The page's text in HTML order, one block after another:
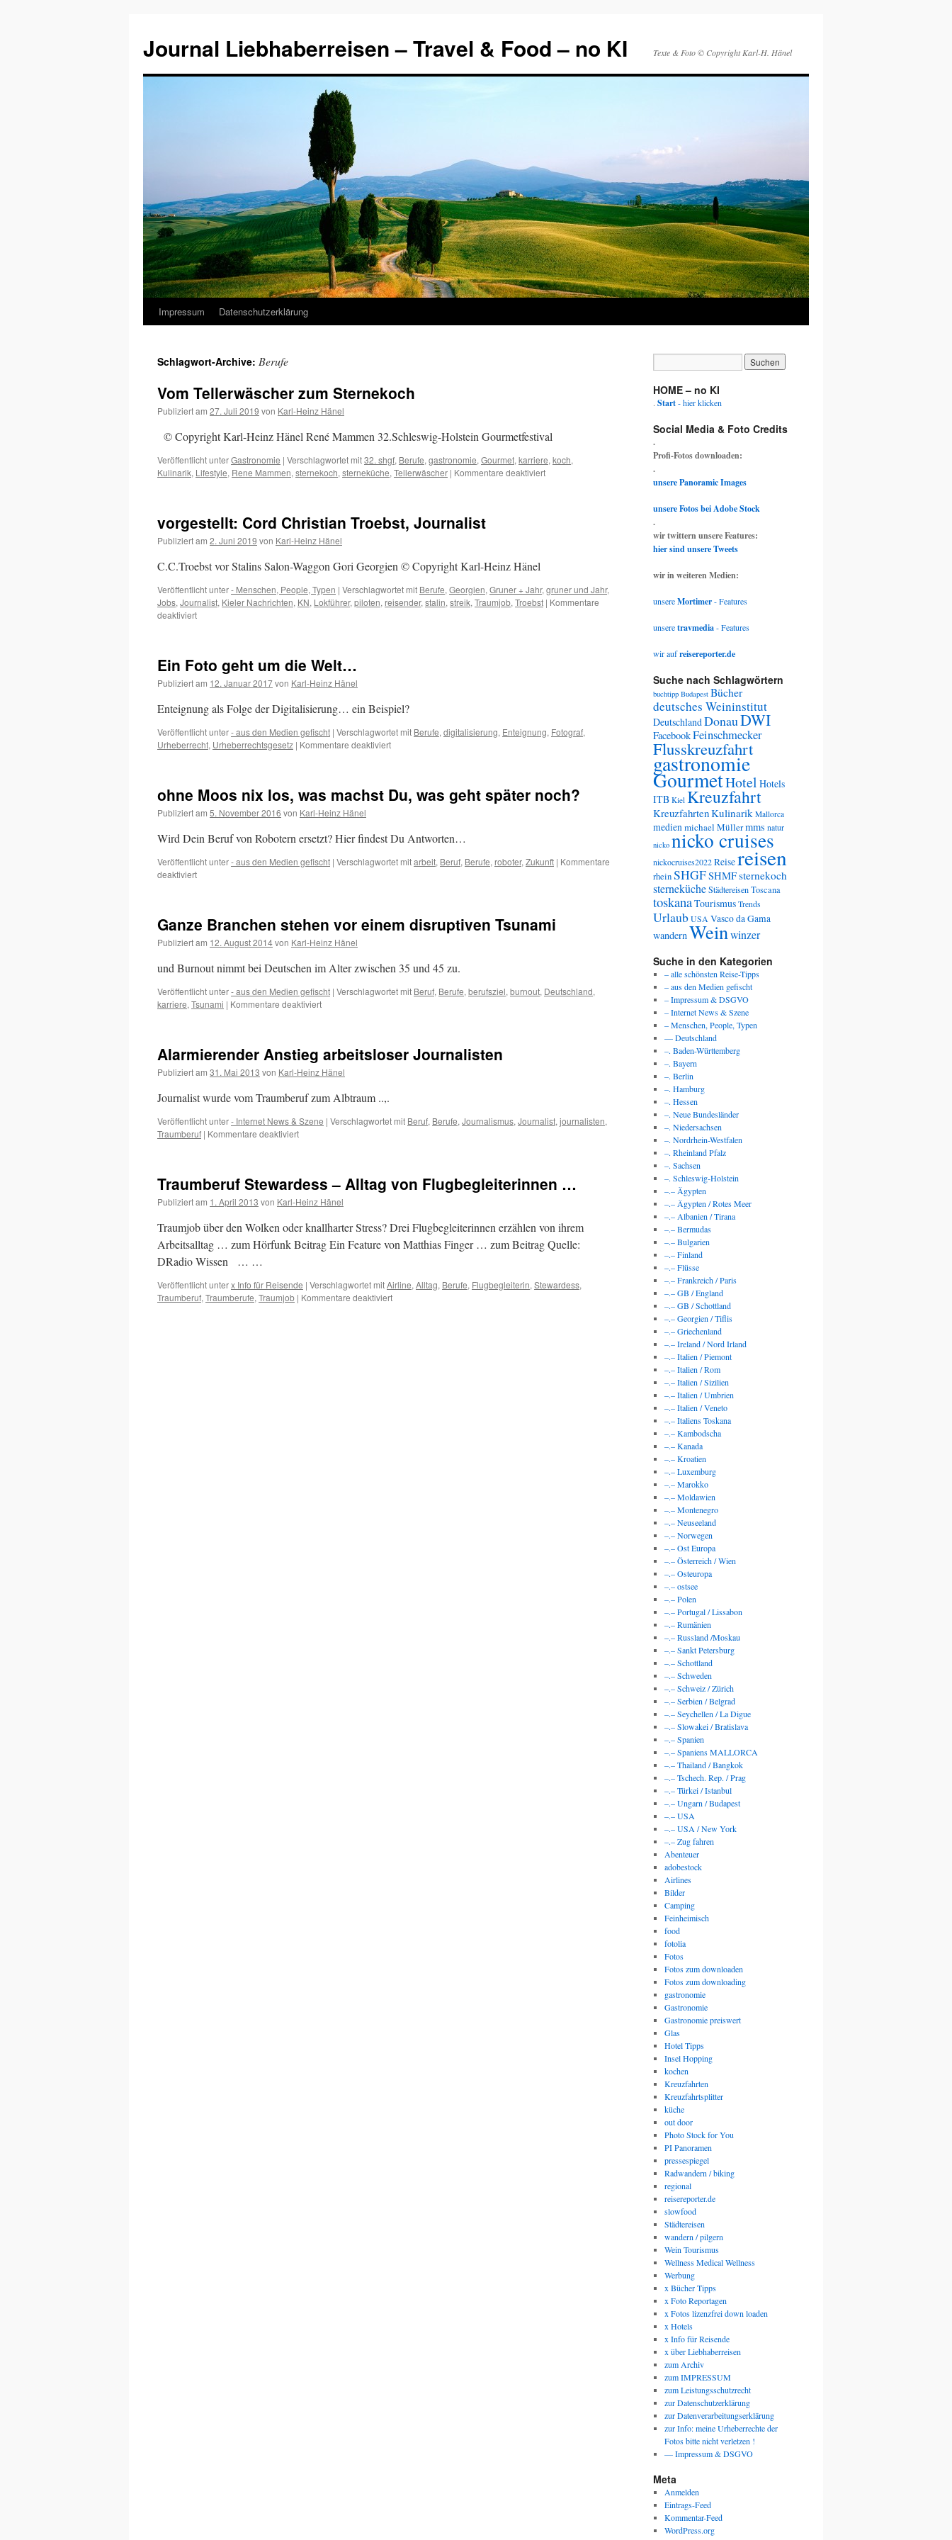
Journal Liebhaberreisen – Travel & Food – no KI Texte & Foto © Copyright Karl-H. Hänel
Zum
springen
Impressum Datenschutzerklärung
Schlagwort-Archive: Berufe
Vom Tellerwäscher zum Sternekoch
Publiziert am 27. Juli 2019 von Karl-Heinz Hänel
© Copyright Karl-Heinz Hänel René Mammen 32.Schleswig-Holstein Gourmetfestival
Veröffentlicht unterGastronomie | Verschlagwortet mit32. shgf, Berufe, gastronomie, Gourmet, karriere, koch,
Kulinarik, Lifestyle, Rene Mammen, sternekoch, sterneküche, Tellerwäscher | Kommentare deaktiviertfür
vorgestellt: Cord Christian Troebst, Journalist
Publiziert am 2. Juni 2019 von Karl-Heinz Hänel
C.C.Troebst vor Stalins Salon-Waggon Gori Georgien © Copyright Karl-Heinz Hänel
Veröffentlicht unter- Menschen, People, Typen | Verschlagwortet mit Berufe, Georgien, Gruner + Jahr, gruner und Jahr,
Jobs, Journalist, Kieler Nachrichten, KN, Lokführer, piloten, reisender, stalin, streik, Traumjob, Troebst | Kommentare
deaktiviertfür
Troebst,
Journalist
Ein Foto geht um die Welt…
Publiziert am 12. Januar 2017von Karl-Heinz Hänel
Enteignung als Folge der Digitalisierung… ein Beispiel?
Veröffentlicht unter- aus den Medien gefischt | Verschlagwortet mit Berufe, digitalisierung, Enteignung, Fotograf,
Urheberrecht, Urheberrechtsgesetz | Kommentare deaktiviertfür
um
ohne Moos nix los, was machst Du, was geht später noch?
Publiziert am 5. November 2016 von Karl-Heinz Hänel
Wird Dein Beruf von Robotern ersetzt? Hier findest Du Antworten…
Veröffentlicht unter- aus den Medien gefischt | Verschlagwortet mitarbeit, Beruf, Berufe, roboter, Zukunft | Kommentare
deaktiviertfür
los,
machst
was
geht
später
Ganze Branchen stehen vor einem disruptiven Tsunami
Publiziert am 12. August 2014von Karl-Heinz Hänel
und Burnout nimmt bei Deutschen im Alter zwischen 35 und 45 zu.
Veröffentlicht unter- aus den Medien gefischt | Verschlagwortet mit Beruf, Berufe, berufsziel, burnout, Deutschland,
karriere, Tsunami | Kommentare deaktiviertfür
vor
einem
disruptiven
Tsunami
Alarmierender Anstieg arbeitsloser Journalisten
Publiziert am 31. Mai 2013 von Karl-Heinz Hänel
Journalist wurde vom Traumberuf zum Albtraum ..,.
Veröffentlicht unter- Internet News & Szene | Verschlagwortet mit Beruf, Berufe, Journalismus, Journalist, journalisten,
Traumberuf | Kommentare deaktiviertfür
Journalisten
Traumberuf Stewardess – Alltag von Flugbegleiterinnen …
Publiziert am 1. April 2013 von Karl-Heinz Hänel
Traumjob über den Wolken oder knallharter Stress? Drei Flugbegleiterinnen erzählen von ihrem
Arbeitsalltag … zum Hörfunk Beitrag Ein Feature von Matthias Finger … zum Beitrag Quelle:
DRadio Wissen … …
Veröffentlicht unterx Info für Reisende | Verschlagwortet mitAirline, Alltag, Berufe, Flugbegleiterin, Stewardess,
Traumberuf, Traumberufe, Traumjob | Kommentare deaktiviertfür
HOME – no KI
. Start- hier klicken
Social Media & Foto Credits
.
Profi-Fotos downloaden:
.
unsere Panoramic Images
unsere Fotos bei Adobe Stock
.
wir twittern unsere Features:
hier sind unsere Tweets
wir in weiteren Medien:
unsereMortimer- Features
unseretravmedia- Features
wir aufreisereporter.de
Suche nach Schlagwörtern
buchtipp Budapest Bücher
deutsches Weininstitut
DeutschlandDonauDWI
FacebookFeinschmecker
Flusskreuzfahrt
gastronomie
GourmetHotel Hotels
ITB Kiel Kreuzfahrt
KreuzfahrtenKulinarik Mallorca
medienmichael Müllermms natur
nicko nicko cruises
nickocruises2022Reisereisen
rheinSHGFSHMFsternekoch
sternekücheStädtereisenToscana
toskanaTourismus Trends
Urlaub USA Vasco da Gama
wandernWeinwinzer
Suche in den Kategorien
– alle schönsten Reise-Tipps
– aus den Medien gefischt
– Impressum & DSGVO
– Internet News & Szene
– Menschen, People, Typen
— Deutschland
–. Baden-Württemberg
–. Bayern
–. Berlin
–. Hamburg
–. Hessen
–. Neue Bundesländer
–. Niedersachsen
–. Nordrhein-Westfalen
–. Rheinland Pfalz
–. Sachsen
–. Schleswig-Holstein
–.– Ägypten
–.– Ägypten / Rotes Meer
–.– Albanien / Tirana
–.– Bermudas
–.– Bulgarien
–.– Finland
–.– Flüsse
–.– Frankreich / Paris
–.– GB / England
–.– GB / Schottland
–.– Georgien / Tiflis
–.– Griechenland
–.– Ireland / Nord Irland
–.– Italien / Piemont
–.– Italien / Rom
–.– Italien / Sizilien
–.– Italien / Umbrien
–.– Italien / Veneto
–.– Italiens Toskana
–.– Kambodscha
–.– Kanada
–.– Kroatien
–.– Luxemburg
–.– Marokko
–.– Moldawien
–.– Montenegro
–.– Neuseeland
–.– Norwegen
–.– Ost Europa
–.– Österreich / Wien
–.– Osteuropa
–.– ostsee
–.– Polen
–.– Portugal / Lissabon
–.– Rumänien
–.– Russland /Moskau
–.– Sankt Petersburg
–.– Schottland
–.– Schweden
–.– Schweiz / Zürich
–.– Serbien / Belgrad
–.– Seychellen / La Digue
–.– Slowakei / Bratislava
–.– Spanien
–.– Spaniens MALLORCA
–.– Thailand / Bangkok
–.– Tschech. Rep. / Prag
–.– Türkei / Istanbul
–.– Ungarn / Budapest
–.– USA
–.– USA / New York
–.– Zug fahren
Abenteuer
adobestock
Airlines
Bilder
Camping
Feinheimisch
food
fotolia
Fotos
Fotos zum downloaden
Fotos zum downloading
gastronomie
Gastronomie
Gastronomie preiswert
Glas
Hotel Tipps
Insel Hopping
kochen
Kreuzfahrten
Kreuzfahrtsplitter
küche
out door
Photo Stock for You
PI Panoramen
pressespiegel
Radwandern / biking
regional
reisereporter.de
slowfood
Städtereisen
wandern / pilgern
Wein Tourismus
Wellness Medical Wellness
Werbung
x Bücher Tipps
x Foto Reportagen
x Fotos lizenzfrei down loaden
x Hotels
x Info für Reisende
x über Liebhaberreisen
zum Archiv
zum IMPRESSUM
zum Leistungsschutzrecht
zur Datenschutzerklärung
zur Datenverarbeitungserklärung
zur Info: meine Urheberrechte der
Fotos bitte nicht verletzen !
— Impressum & DSGVO
Meta
Anmelden
Eintrags-Feed
Kommentar-Feed
WordPress.org